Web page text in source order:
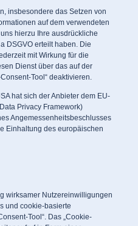
insbesondere das Setzen von
auf dem verwendeten
hierzu Ihre ausdrückliche
DSGVO erteilt haben. Die
mit Wirkung für die
Dienst über das auf der
Tool“ deaktivieren.
hat sich der Anbieter dem EU-
Privacy Framework)
Angemessenheitsbeschlusses
Einhaltung des europäischen
wirksamer Nutzereinwilligungen
und cookie-basierte
Tool“. Das „Cookie-